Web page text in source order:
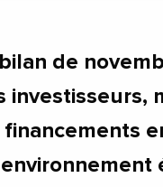
bilan de
investisseurs,
financements